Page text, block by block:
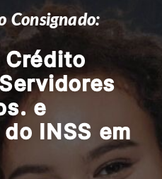
Consignado:
e
INSS em